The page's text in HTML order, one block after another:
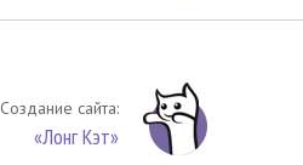
Создание сайта:
«Лонг Кэт»